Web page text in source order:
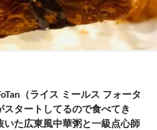
（ライス ミールス フォータ
スタートしてるので食べてき
いた広東風中華粥と一級点心師